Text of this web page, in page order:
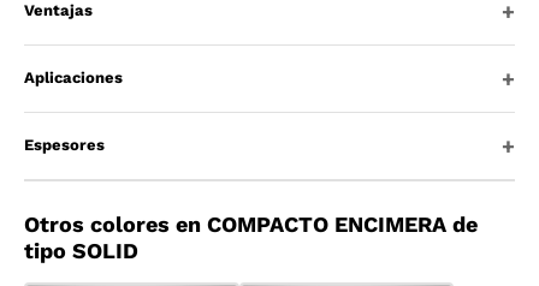
Ventajas
Aplicaciones
Espesores
Otros colores en COMPACTO ENCIMERA de
tipo SOLID